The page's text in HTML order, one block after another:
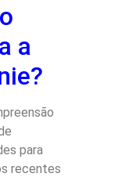
a
para
recentes